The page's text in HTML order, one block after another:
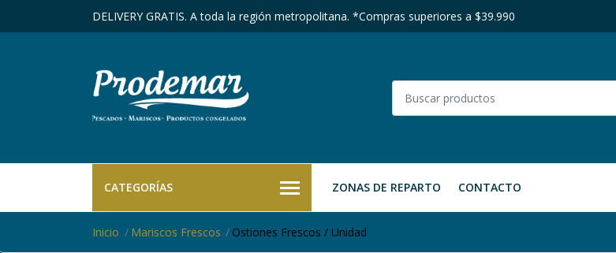
DELIVERY GRATIS. A toda la región metropolitana. *Compras superiores a $39.990
CATEGORÍAS ZONAS DE REPARTO CONTACTO
Inicio Mariscos Frescos Ostiones Frescos / Unidad